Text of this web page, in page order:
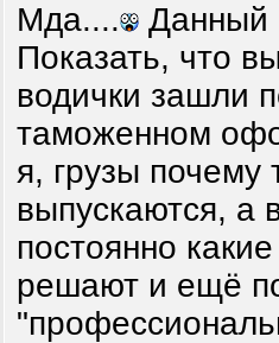
Мда....
Данный
Показать, что
водички зашли
таможенном
я, грузы почему
выпускаются, а
постоянно
решают и ещё